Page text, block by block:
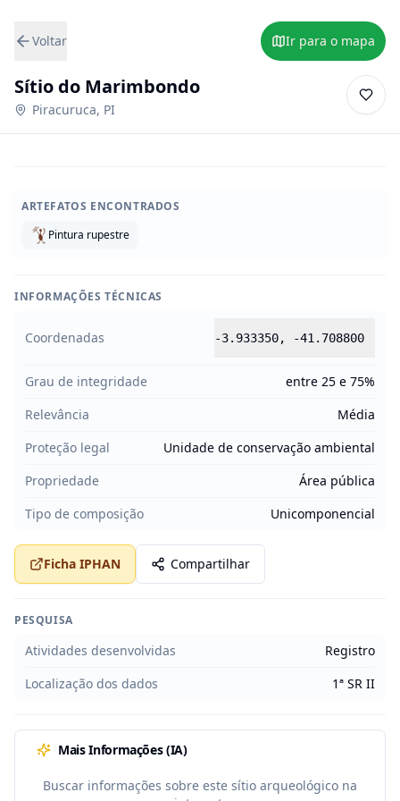
Voltar Ir para o mapa
Sítio do Marimbondo
Piracuruca, PI
ARTEFATOS ENCONTRADOS
Pintura rupestre
INFORMAÇÕES TÉCNICAS
Coordenadas -3.933350, -41.708800
Grau de integridade
entre 25 e 75%
Relevância
Média
Proteção legal
Unidade de conservação ambiental
Propriedade
Área pública
Tipo de composição
Unicomponencial
Ficha IPHAN Compartilhar
PESQUISA
Atividades desenvolvidas
Registro
Localização dos dados
1ª SR II
Mais Informações (IA)
Buscar informações sobre este sítio arqueológico na